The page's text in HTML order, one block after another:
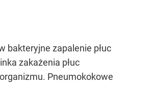
bakteryjne zapalenie płuc
zakażenia płuc
Pneumokokowe